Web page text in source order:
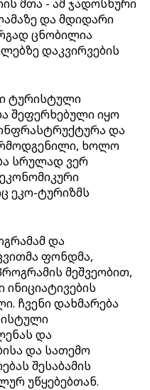
მთა - ამ ჯადოსნური
და მდიდარი
ცნობილია
დაკვირვების
ტურისტული
შეფერხებული იყო
და
ხოლო
სრულად ვერ
ეკო-ტურიზმს
და
ფონდმა,
მეშვეობით,
ჩვენი დახმარება
და
და სათემო
შესაბამის
უწყებებთან.